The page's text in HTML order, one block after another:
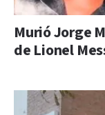
Murió Jorge
de Lionel